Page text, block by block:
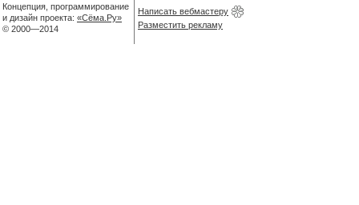
Концепция, программирование
и дизайн проекта: «Сёма.Ру»
© 2000—2014
Написать вебмастеру
Разместить рекламу